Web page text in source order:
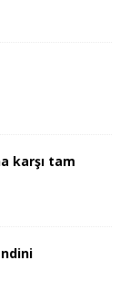
karşı tam